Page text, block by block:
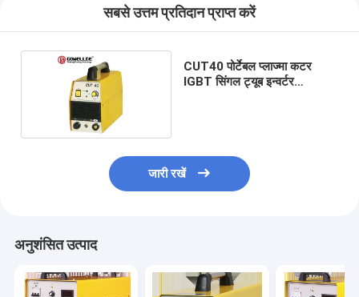
सबसे उत्तम प्रतिदान प्राप्त करें
CUT40 पोर्टेबल प्लाज्मा कटर
IGBT सिंगल ट्यूब इन्वर्टर
जारी रखें
अनुशंसित उत्पाद